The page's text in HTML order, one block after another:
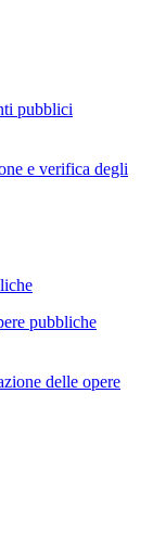
pubblici
e verifica degli
pubbliche
delle opere